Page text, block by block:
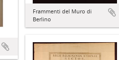
Frammenti del Muro di
Berlino